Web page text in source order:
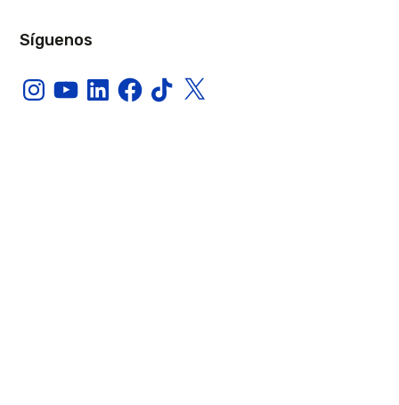
Síguenos
InstagramYouTubeLinkedInFacebook
TikTokX